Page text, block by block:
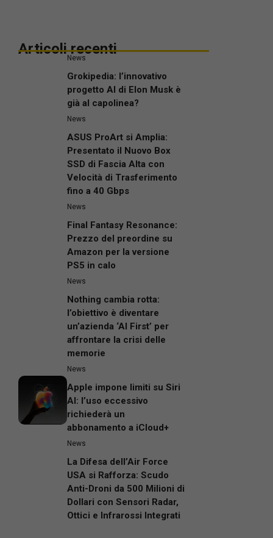
Articoli recenti
News
Grokipedia: l’innovativo
progetto AI di Elon Musk è
già al capolinea?
News
ASUS ProArt si Amplia:
Presentato il Nuovo Box
SSD di Fascia Alta con
Velocità di Trasferimento
fino a 40 Gbps
News
Final Fantasy Resonance:
Prezzo del preordine su
Amazon per la versione
PS5 in calo
News
Nothing cambia rotta:
l’obiettivo è diventare
un’azienda ‘AI First’ per
affrontare la crisi delle
memorie
News
Apple impone limiti su Siri
AI: l’uso eccessivo
richiederà un
abbonamento a iCloud+
News
La Difesa dell’Air Force
USA si Rafforza: Scudo
Anti-Droni da 500 Milioni di
Dollari con Sensori Radar,
Ottici e Infrarossi Integrati